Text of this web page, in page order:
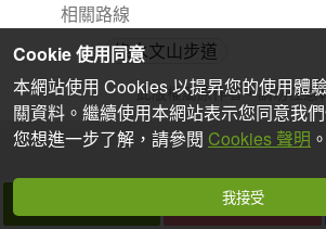
相關路線
綠水文山步道
此版權屬原作者，請勿任意
收藏
Cookie 使用同意
本網站使用 Cookies 以提昇您的使用體
關資料。繼續使用本網站表示您同意我
您想進一步了解，請參閱 Cookies 聲明 。
我接受